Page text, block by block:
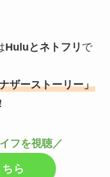
Huluとネトフリ で
ザーストーリー」
フを視聴／
ら